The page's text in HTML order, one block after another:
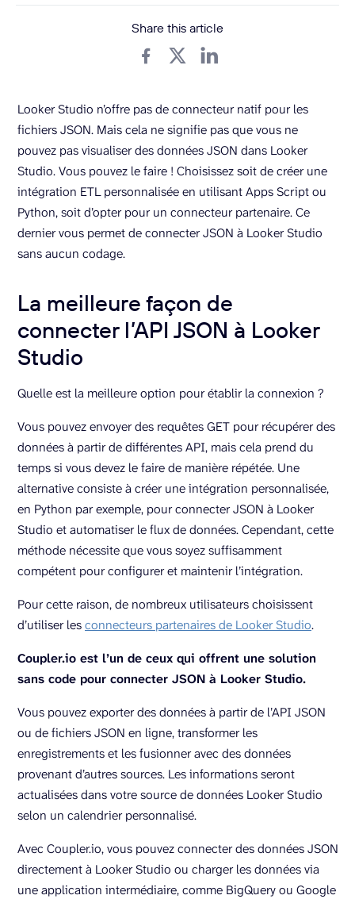
Share this article
Looker Studio n’offre pas de connecteur natif pour les
fichiers JSON. Mais cela ne signifie pas que vous ne
pouvez pas visualiser des données JSON dans Looker
Studio. Vous pouvez le faire ! Choisissez soit de créer une
intégration ETL personnalisée en utilisant Apps Script ou
Python, soit d’opter pour un connecteur partenaire. Ce
dernier vous permet de connecter JSON à Looker Studio
sans aucun codage.
La meilleure façon de
connecter l’API JSON à Looker
Studio
Quelle est la meilleure option pour établir la connexion ?
Vous pouvez envoyer des requêtes GET pour récupérer des
données à partir de différentes API, mais cela prend du
temps si vous devez le faire de manière répétée. Une
alternative consiste à créer une intégration personnalisée,
en Python par exemple, pour connecter JSON à Looker
Studio et automatiser le flux de données. Cependant, cette
méthode nécessite que vous soyez suffisamment
compétent pour configurer et maintenir l’intégration.
Pour cette raison, de nombreux utilisateurs choisissent
d’utiliser lesconnecteurs partenaires de Looker Studio.
Coupler.io est l’un de ceux qui offrent une solution
sans code pour connecter JSON à Looker Studio.
Vous pouvez exporter des données à partir de l’API JSON
ou de fichiers JSON en ligne, transformer les
enregistrements et les fusionner avec des données
provenant d’autres sources. Les informations seront
actualisées dans votre source de données Looker Studio
selon un calendrier personnalisé.
Avec Coupler.io, vous pouvez connecter des données JSON
directement à Looker Studio ou charger les données via
une application intermédiaire, comme BigQuery ou Google